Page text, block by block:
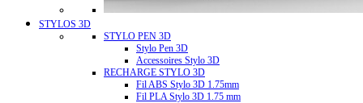
STYLOS 3D
STYLO PEN 3D
Stylo Pen 3D
Accessoires Stylo 3D
RECHARGE STYLO 3D
Fil ABS Stylo 3D 1.75mm
Fil PLA Stylo 3D 1.75 mm